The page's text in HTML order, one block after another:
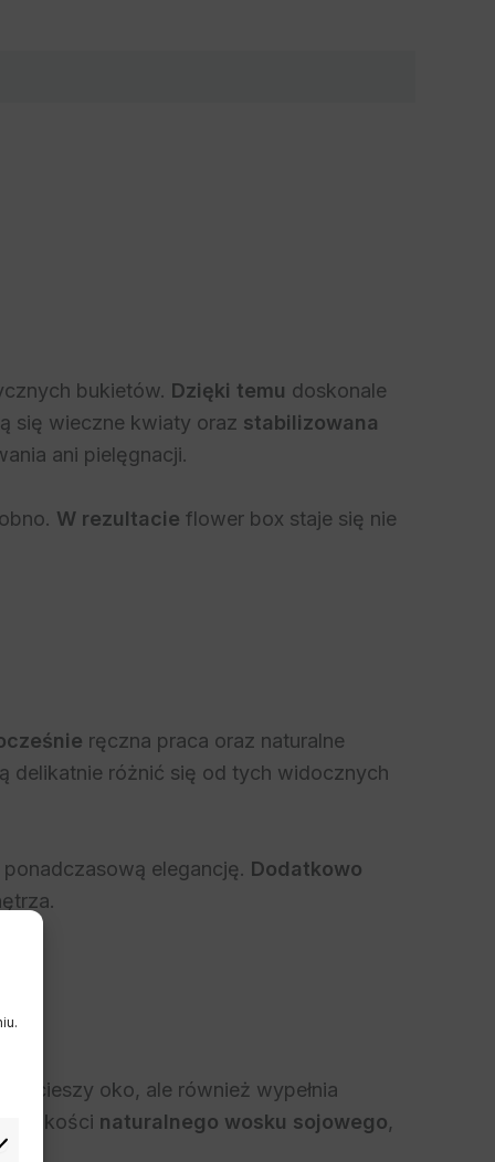
bukietów. Dzięki temu doskonale
się wieczne kwiaty oraz stabilizowana
ani pielęgnacji.
W rezultacie flower box staje się nie
ręczna praca oraz naturalne
delikatnie różnić się od tych widocznych
elegancję. Dodatkowo
cieszy oko, ale również wypełnia
jakości naturalnego wosku sojowego,